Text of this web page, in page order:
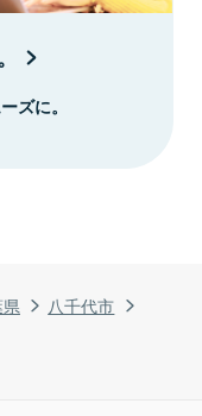
八千代市
ズに。